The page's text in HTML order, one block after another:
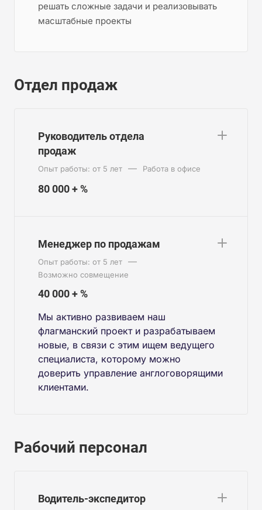
решать сложные задачи и реализовывать
масштабные проекты
Отдел продаж
Руководитель отдела
продаж
Опыт работы: от 5 лет — Работа в офисе
80 000 + %
Менеджер по продажам
Опыт работы: от 5 лет —
Возможно совмещение
40 000 + %
Мы активно развиваем наш
флагманский проект и разрабатываем
новые, в связи с этим ищем ведущего
специалиста, которому можно
доверить управление англоговорящими
клиентами.
Рабочий персонал
Водитель-экспедитор